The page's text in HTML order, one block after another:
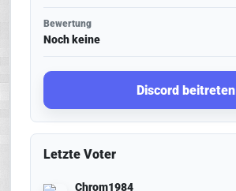
Bewertung
Noch keine
Discord beitreten
Letzte Voter
Chrom1984